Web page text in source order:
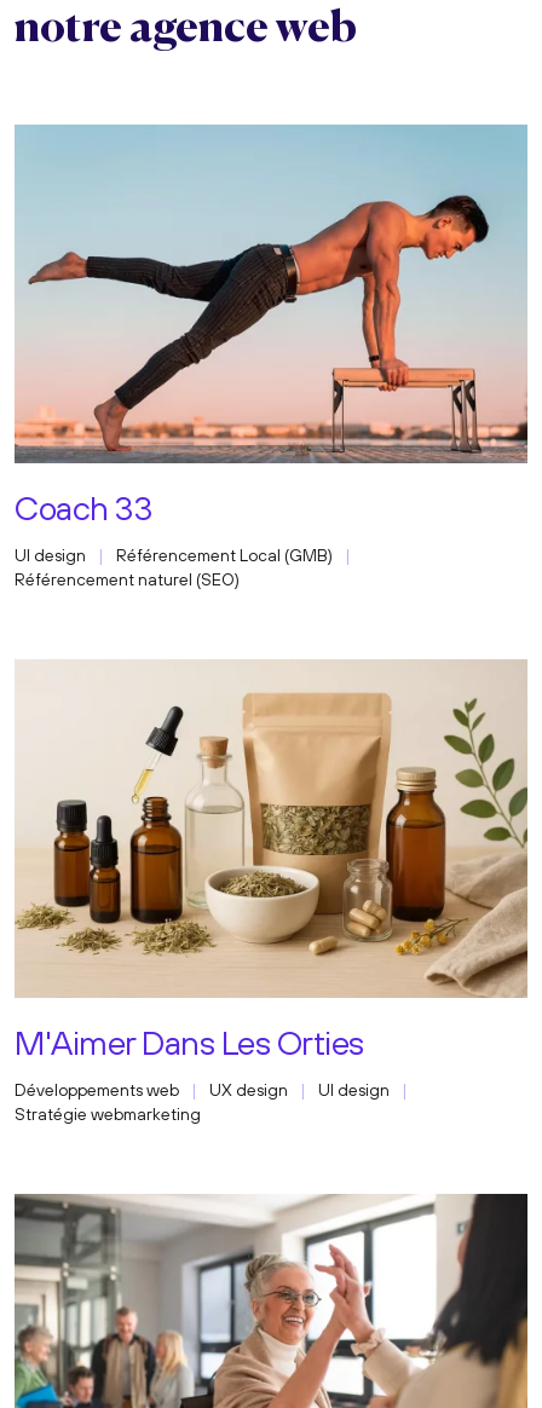
notre agence web
Coach 33
UI design
Référencement Local (GMB)
Référencement naturel (SEO)
M'Aimer Dans Les Orties
Développements web UX design
UI design
Stratégie webmarketing